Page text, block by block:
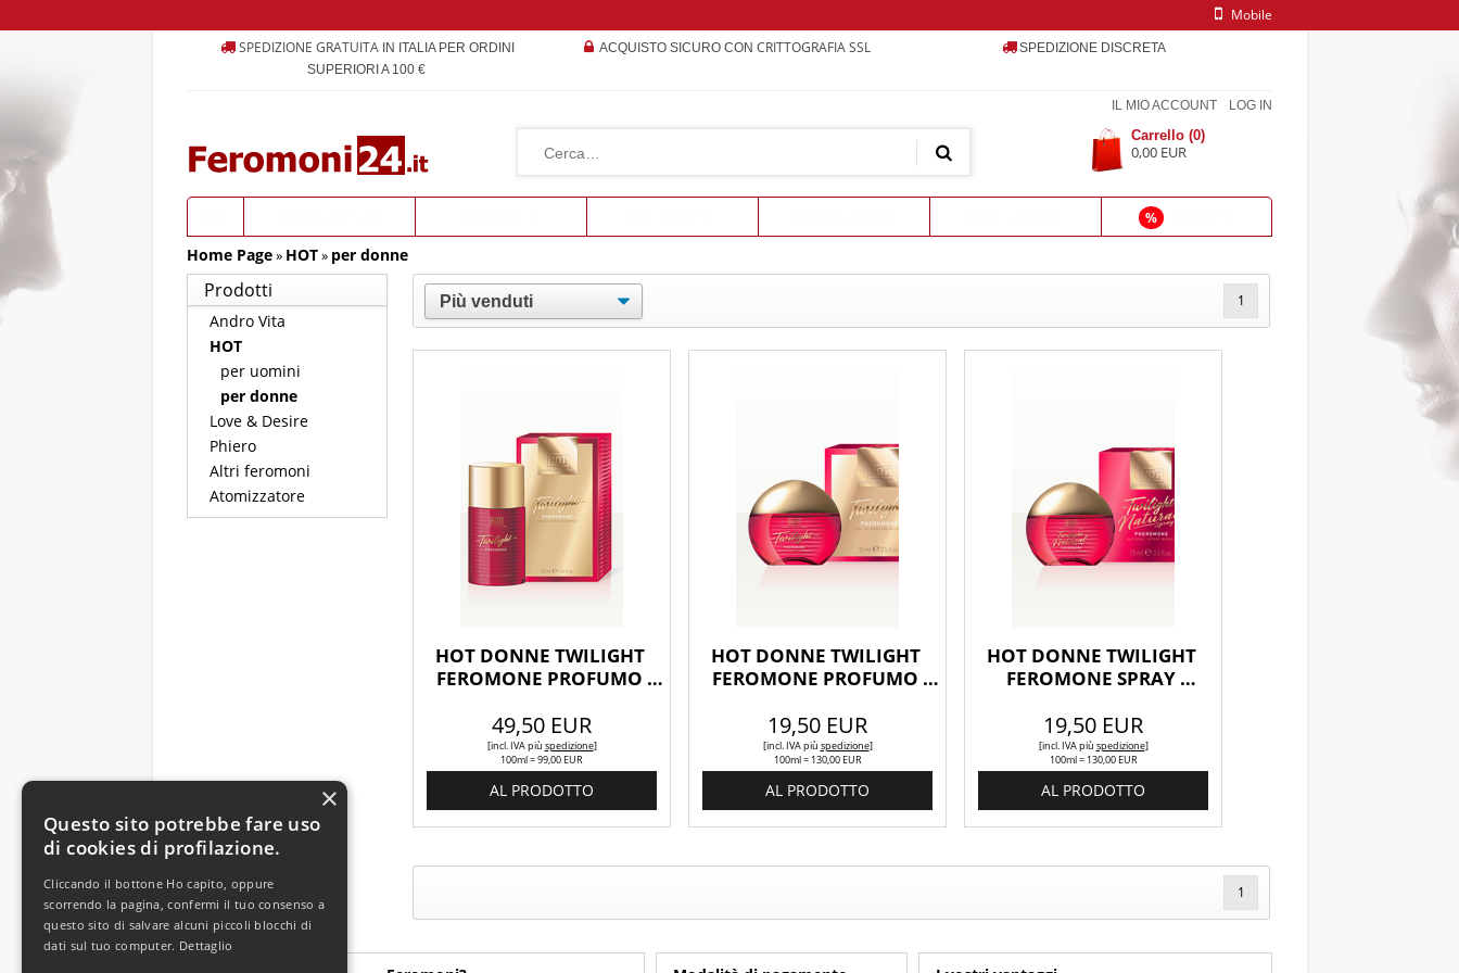
Mobile
SPEDIZIONE GRATUITAIN ITALIA PER ORDINI
SUPERIORI A 100 €
ACQUISTO SICURO CON CRITTOGRAFIA SSL SPEDIZIONE DISCRETA
LOG IN
IL MIO ACCOUNT
Carrello (0)
0,00 EUR
PRODOTTI
%
Home Page» HOT» per donne
Prodotti
Andro Vita
HOT
per uomini
per donne
Love & Desire
Phiero
Altri feromoni
Atomizzatore
1
HOT DONNE TWILIGHT
FEROMONE PROFUMO
49,50 EUR
[incl. IVApiù spedizione]
100ml = 99,00 EUR
AL PRODOTTO
HOT DONNE TWILIGHT
FEROMONE PROFUMO
19,50 EUR
[incl. IVApiù spedizione]
100ml = 130,00 EUR
AL PRODOTTO
HOT DONNE TWILIGHT
FEROMONE SPRAY
19,50 EUR
[incl. IVApiù spedizione]
100ml = 130,00 EUR
AL PRODOTTO
1
Questo sito potrebbe fare uso
di cookies di profilazione.
Cliccando il bottone Ho capito, oppure
scorrendo la pagina, confermi il tuo consenso a
questo sito di salvare alcuni piccoli blocchi di
dati sul tuo computer. Dettaglio
×